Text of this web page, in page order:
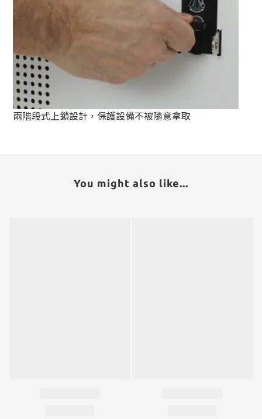
兩階段式上鎖設計，保護設備不被隨意拿取
You might also like...